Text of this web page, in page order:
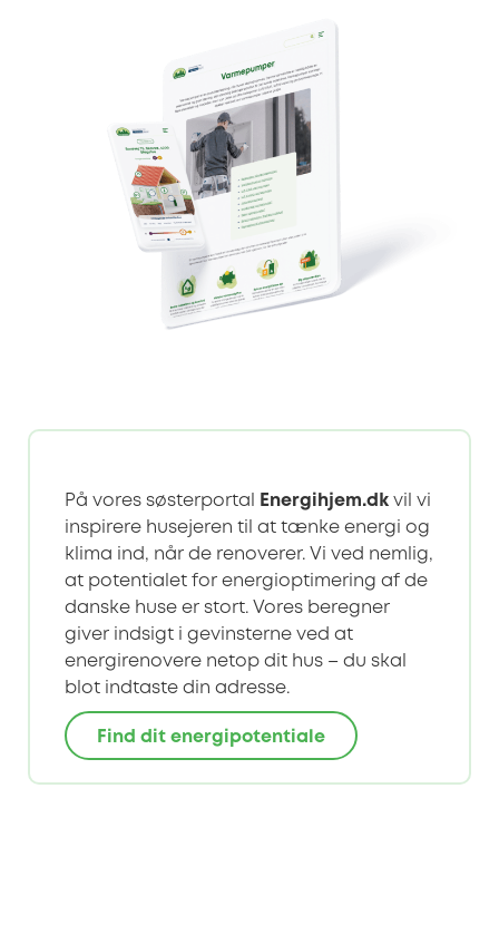
På vores søsterportal Energihjem.dk vil vi
inspirere husejeren til at tænke energi og
klima ind, når de renoverer. Vi ved nemlig,
at potentialet for energioptimering af de
danske huse er stort. Vores beregner
giver indsigt i gevinsterne ved at
energirenovere netop dit hus – du skal
blot indtaste din adresse.
Find dit energipotentiale